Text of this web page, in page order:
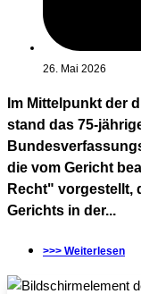
26. Mai 2026
Im Mittelpunkt der
stand das 75-
die vom Gericht
Recht" vorgestellt,
Gerichts in der...
>>> Weiterlesen